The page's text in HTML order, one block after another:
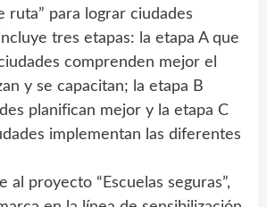
ruta” para lograr ciudades
tres etapas: la etapa A que
comprenden mejor el
y se capacitan; la etapa B
planifican mejor y la etapa C
implementan las diferentes
al proyecto “Escuelas seguras”,